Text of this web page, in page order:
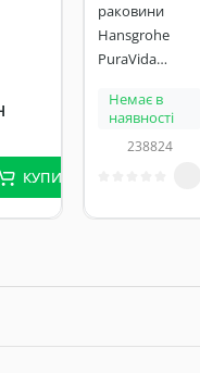
КУПИТИ
раковини
Hansgrohe
PuraVida
Немає в
наявності
238824